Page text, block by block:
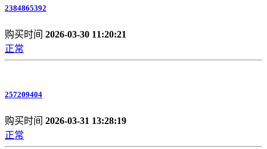
2384865392
购买时间 2026-03-30 11:20:21
正常
257209404
购买时间 2026-03-31 13:28:19
正常